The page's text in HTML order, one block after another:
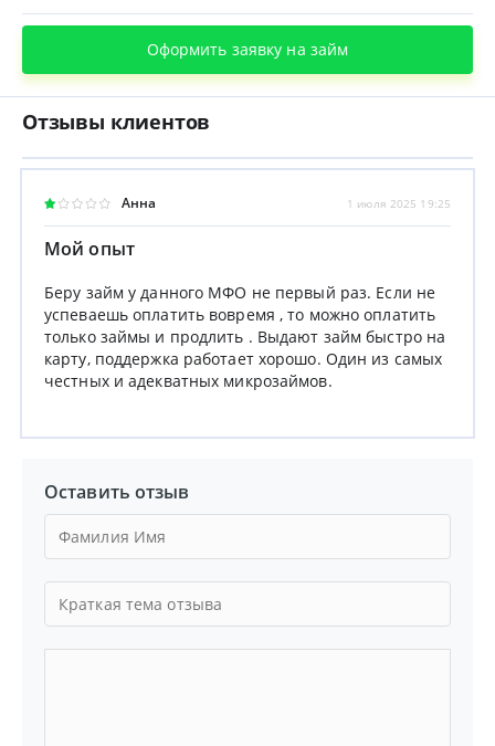
Оформить заявку на займ
Отзывы клиентов
Анна 1 июля 2025 19:25
Мой опыт
Беру займ у данного МФО не первый раз. Если не
успеваешь оплатить вовремя , то можно оплатить
только займы и продлить . Выдают займ быстро на
карту, поддержка работает хорошо. Один из самых
честных и адекватных микрозаймов.
Оставить отзыв